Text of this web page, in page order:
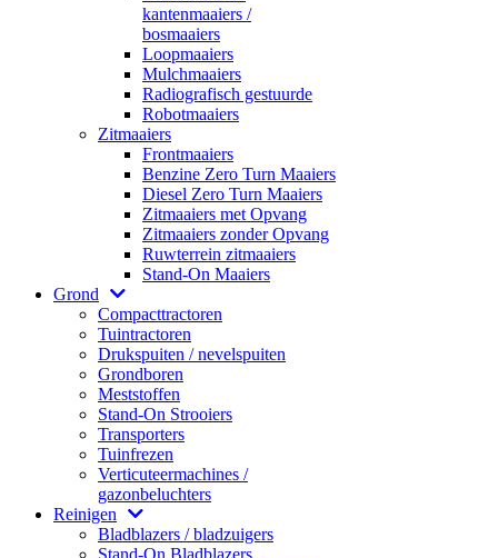
kantenmaaiers /
bosmaaiers
Loopmaaiers
Mulchmaaiers
Radiografisch gestuurde
Robotmaaiers
Zitmaaiers
Frontmaaiers
Benzine Zero Turn Maaiers
Diesel Zero Turn Maaiers
Zitmaaiers met Opvang
Zitmaaiers zonder Opvang
Ruwterrein zitmaaiers
Stand-On Maaiers
Grond
Compacttractoren
Tuintractoren
Drukspuiten / nevelspuiten
Grondboren
Meststoffen
Stand-On Strooiers
Transporters
Tuinfrezen
Verticuteermachines /
gazonbeluchters
Reinigen
Bladblazers / bladzuigers
Stand-On Bladblazers